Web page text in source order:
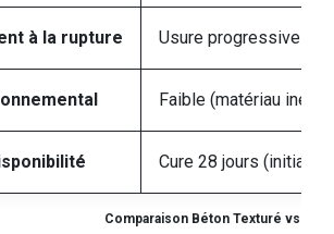
Comparaison Béton Texturé vs
à la rupture Usure progressive
Faible (matériau
Cure 28 jours (initial)